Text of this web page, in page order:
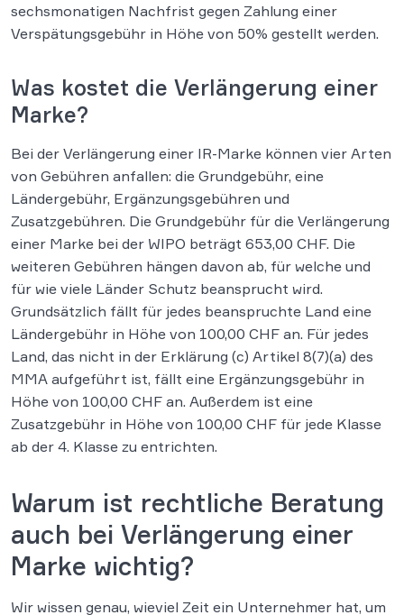
sechsmonatigen Nachfrist gegen Zahlung einer
Verspätungsgebühr in Höhe von 50% gestellt werden.
Was kostet die Verlängerung einer
Marke?
Bei der Verlängerung einer IR-Marke können vier Arten
von Gebühren anfallen: die Grundgebühr, eine
Ländergebühr, Ergänzungsgebühren und
Zusatzgebühren. Die Grundgebühr für die Verlängerung
einer Marke bei der WIPO beträgt 653,00 CHF. Die
weiteren Gebühren hängen davon ab, für welche und
für wie viele Länder Schutz beansprucht wird.
Grundsätzlich fällt für jedes beanspruchte Land eine
Ländergebühr in Höhe von 100,00 CHF an. Für jedes
Land, das nicht in der Erklärung (c) Artikel 8(7)(a) des
MMA aufgeführt ist, fällt eine Ergänzungsgebühr in
Höhe von 100,00 CHF an. Außerdem ist eine
Zusatzgebühr in Höhe von 100,00 CHF für jede Klasse
ab der 4. Klasse zu entrichten.
Warum ist rechtliche Beratung
auch bei Verlängerung einer
Marke wichtig?
Wir wissen genau, wieviel Zeit ein Unternehmer hat, um